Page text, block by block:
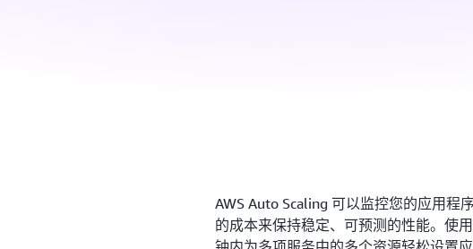
AWS Auto Scaling 可以监控您的应用程
的成本来保持稳定、可预测的性能。使